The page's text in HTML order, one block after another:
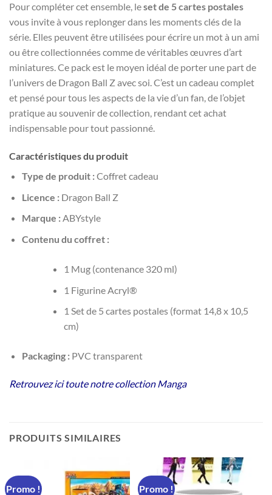
Pour compléter cet ensemble, leset de 5 cartes postales
vous invite à vous replonger dans les moments clés de la
série. Elles peuvent être utilisées pour écrire un mot à un ami
ou être collectionnées comme de véritables œuvres d’art
miniatures. Ce pack est le moyen idéal de porter une part de
l’univers de Dragon Ball Z avec soi. C’est un cadeau complet
et pensé pour tous les aspects de la vie d’un fan, de l’objet
pratique au souvenir de collection, rendant cet achat
indispensable pour tout passionné.
Caractéristiques du produit
Type de produit :Coffret cadeau
Licence :Dragon Ball Z
Marque :ABYstyle
Contenu du coffret :
1 Mug (contenance 320 ml)
1 Figurine Acryl®
1 Set de 5 cartes postales (format 14,8 x 10,5
cm)
Packaging :PVC transparent
Retrouvez ici toute notre collection Manga
PRODUITS SIMILAIRES
Promo ! Promo !